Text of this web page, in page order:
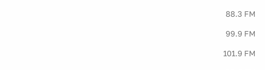
88.3 FM
99.9 FM
101.9 FM